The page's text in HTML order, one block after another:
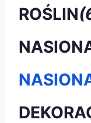
ROŚLIN